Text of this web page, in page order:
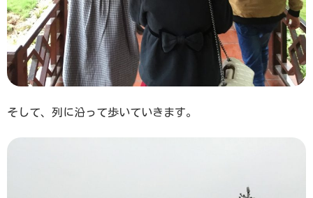
そして、列に沿って歩いていきます。